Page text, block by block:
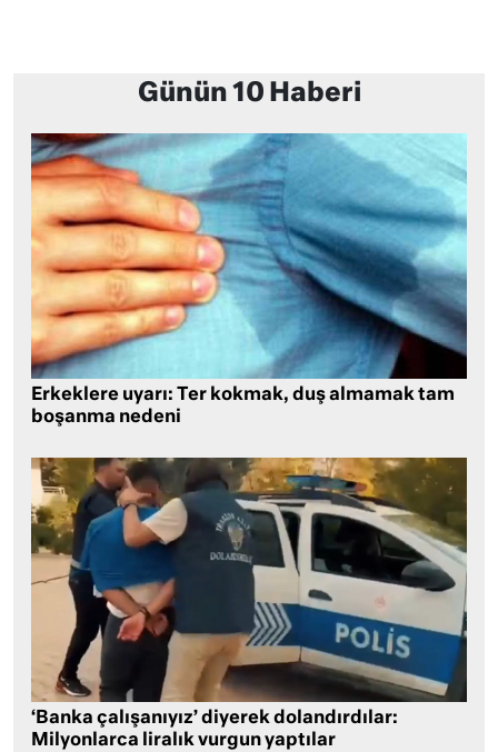
Günün 10 Haberi
Erkeklere uyarı: Ter kokmak, duş almamak tam
boşanma nedeni
‘Banka çalışanıyız’ diyerek dolandırdılar:
Milyonlarca liralık vurgun yaptılar